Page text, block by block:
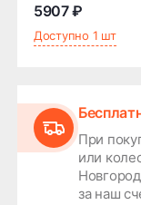
5907 ₽
Доступно 1 шт
При
или
за наш